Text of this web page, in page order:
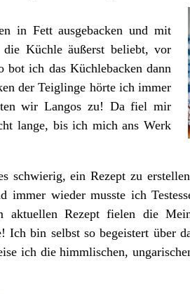
in Fett ausgebacken und mit
die Küchle äußerst beliebt, vor
ich das Küchlebacken dann
der Teiglinge hörte ich immer
wir Langos zu! Da fiel mir
lange, bis ich mich ans Werk
schwierig, ein Rezept zu
immer wieder musste ich
aktuellen Rezept fielen die
bin selbst so begeistert über
ich die himmlischen,